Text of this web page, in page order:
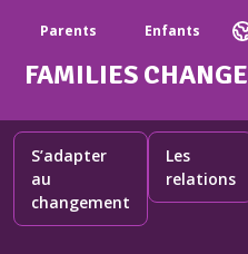
FAMILIES CHANGE
Main Navigation
Enfants
Parents
S’adapter
au
changement
Les
relations